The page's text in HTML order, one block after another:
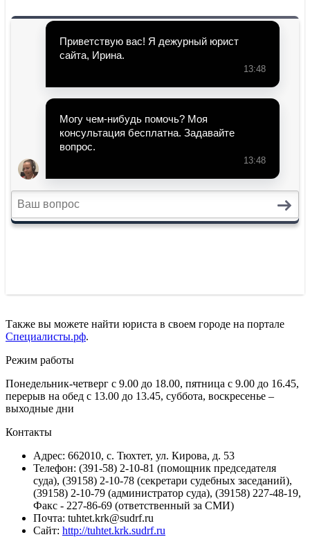
Также вы можете найти юриста в своем городе на портале
Специалисты.рф.
Режим работы
Понедельник-четверг с 9.00 до 18.00, пятница с 9.00 до 16.45,
перерыв на обед с 13.00 до 13.45, суббота, воскресенье –
выходные дни
Контакты
Адрес: 662010, с. Тюхтет, ул. Кирова, д. 53
Телефон: (391-58) 2-10-81 (помощник председателя
суда), (39158) 2-10-78 (секретари судебных заседаний),
(39158) 2-10-79 (администратор суда), (39158) 227-48-19,
Факс - 227-86-69 (ответственный за СМИ)
Почта: tuhtet.krk@sudrf.ru
Сайт: http://tuhtet.krk.sudrf.ru